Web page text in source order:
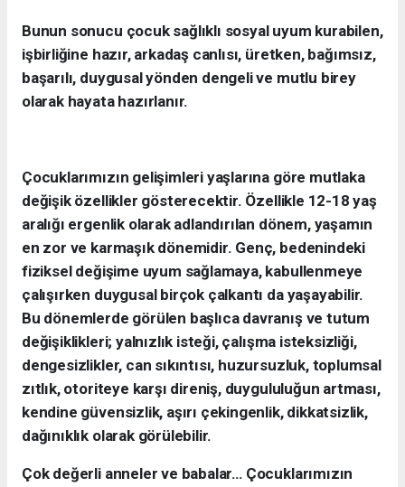
Bunun sonucu çocuk sağlıklı sosyal uyum kurabilen,
işbirliğine hazır, arkadaş canlısı, üretken, bağımsız,
başarılı, duygusal yönden dengeli ve mutlu birey
olarak hayata hazırlanır.
Çocuklarımızın gelişimleri yaşlarına göre mutlaka
değişik özellikler gösterecektir. Özellikle 12-18 yaş
aralığı ergenlik olarak adlandırılan dönem, yaşamın
en zor ve karmaşık dönemidir. Genç, bedenindeki
fiziksel değişime uyum sağlamaya, kabullenmeye
çalışırken duygusal birçok çalkantı da yaşayabilir.
Bu dönemlerde görülen başlıca davranış ve tutum
değişiklikleri; yalnızlık isteği, çalışma isteksizliği,
dengesizlikler, can sıkıntısı, huzursuzluk, toplumsal
zıtlık, otoriteye karşı direniş, duygululuğun artması,
kendine güvensizlik, aşırı çekingenlik, dikkatsizlik,
dağınıklık olarak görülebilir.
Çok değerli anneler ve babalar… Çocuklarımızın